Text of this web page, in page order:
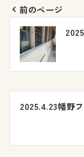
投
稿
ビ
前のページ
2025.4.23幡野